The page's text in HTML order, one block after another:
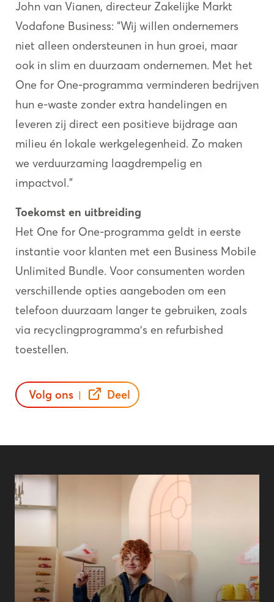
John van Vianen, directeur Zakelijke Markt
Vodafone Business: “Wij willen ondernemers
niet alleen ondersteunen in hun groei, maar
ook in slim en duurzaam ondernemen. Met het
One for One-programma verminderen bedrijven
hun e-waste zonder extra handelingen en
leveren zij direct een positieve bijdrage aan
milieu én lokale werkgelegenheid. Zo maken
we verduurzaming laagdrempelig en
impactvol.”
Toekomst en uitbreiding
Het One for One-programma geldt in eerste
instantie voor klanten met een Business Mobile
Unlimited Bundle. Voor consumenten worden
verschillende opties aangeboden om een
telefoon duurzaam langer te gebruiken, zoals
via recyclingprogramma’s en refurbished
toestellen.
Volg ons | Deel